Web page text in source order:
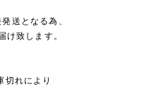
送となる為、
け致します。
切れにより